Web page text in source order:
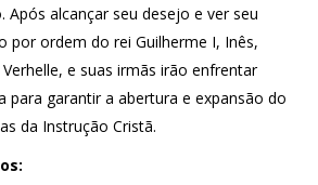
Após alcançar seu desejo e ver seu
por ordem do rei Guilherme I, Inês,
e suas irmãs irão enfrentar
para garantir a abertura e expansão do
da Instrução Cristã.